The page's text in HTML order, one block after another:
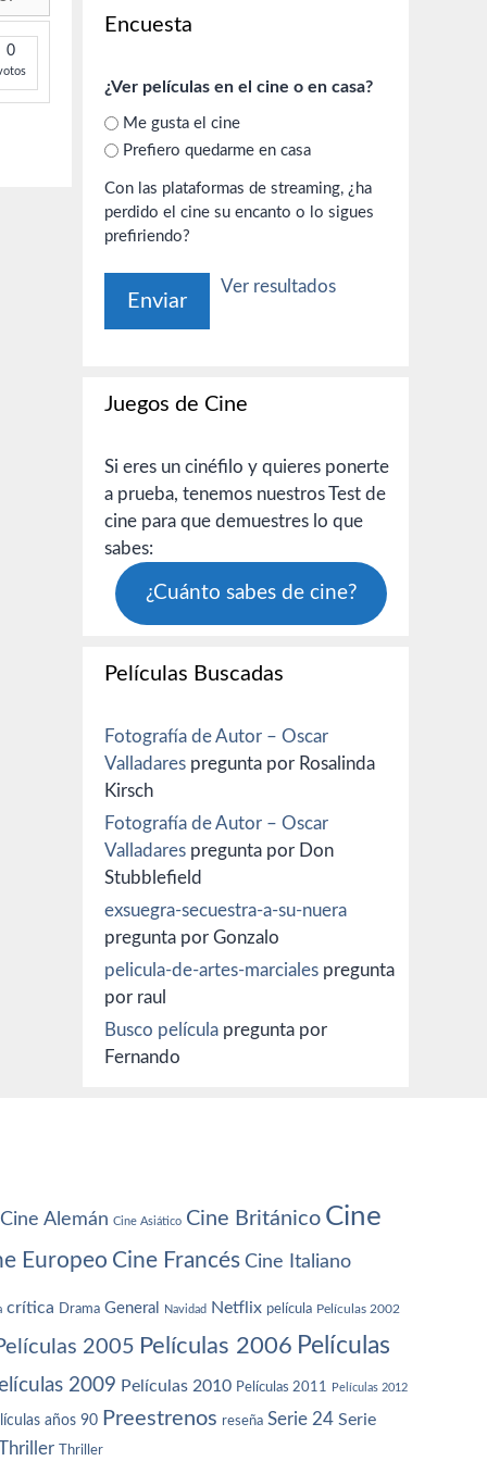
0
Encuesta
¿Ver películas en el cine o en casa?
Me gusta el cine
Prefiero quedarme en casa
Con las plataformas de streaming, ¿ha
perdido el cine su encanto o lo sigues
prefiriendo?
Ver resultados
Juegos de Cine
Si eres un cinéfilo y quieres ponerte
a prueba, tenemos nuestros Test de
cine para que demuestres lo que
sabes:
¿Cuánto sabes de cine?
Películas Buscadas
Fotografía de Autor – Oscar
Valladares pregunta por Rosalinda
Kirsch
Fotografía de Autor – Oscar
Valladares pregunta por Don
Stubblefield
exsuegra-secuestra-a-su-nuera
pregunta por Gonzalo
pelicula-de-artes-marciales pregunta
por raul
Busco película pregunta por
Fernando
Cine Alemán Cine Asiático Cine Británico Cine
Europeo Cine Francés Cine Italiano
crítica Drama General Navidad Netflix película Películas 2002
2005 Películas 2006 Películas
2009 Películas 2010 Películas 2011 Películas 2012
años 90 Preestrenos reseña Serie 24 Serie
Thriller